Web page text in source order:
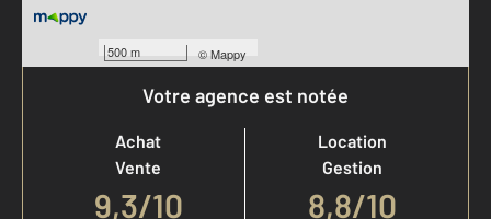
500 m ©Mappy
Votre agence est notée
Achat
Vente
9,3/10
Location
Gestion
8,8/10